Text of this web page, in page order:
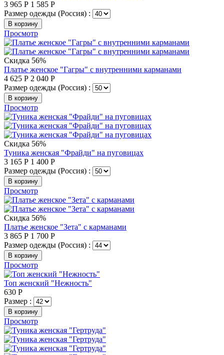
3 965 Р 1 585 Р
Размер одежды (Россия) :
В корзину
Просмотр
Скидка 56%
Платье женское "Гагры" с внутренними карманами
4 625 Р 2 040 Р
Размер одежды (Россия) :
В корзину
Просмотр
Скидка 56%
Туника женская "Фрайди" на пуговицах
3 165 Р 1 400 Р
Размер одежды (Россия) :
В корзину
Просмотр
Скидка 56%
Платье женское "Зета" с карманами
3 865 Р 1 700 Р
Размер одежды (Россия) :
В корзину
Просмотр
Топ женский "Нежность"
630 Р
Размер :
В корзину
Просмотр